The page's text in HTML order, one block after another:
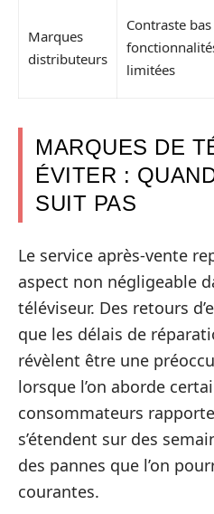
Marques
distributeurs
Contraste
limitées
MARQUES DE
ÉVITER :
SUIT PAS
Le service après-vente
aspect non négligeable
téléviseur. Des retours
que les délais de
révèlent être une
lorsque l’on aborde
consommateurs
s’étendent sur des
des pannes que l’on
courantes.